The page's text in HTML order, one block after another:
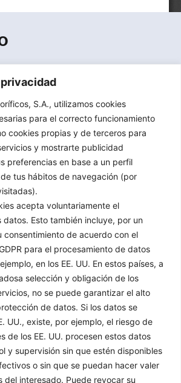
S.A., utilizamos cookies
para el correcto funcionamiento
cookies propias y de terceros para
y mostrarte publicidad
preferencias en base a un perfil
tus hábitos de navegación (por
acepta voluntariamente el
Esto también incluye, por un
consentimiento de acuerdo con el
para el procesamiento de datos
en los EE. UU. En estos países, a
selección y obligación de los
no se puede garantizar el alto
de datos. Si los datos se
UU., existe, por ejemplo, el riesgo de
de los EE. UU. procesen estos datos
y supervisión sin que estén disponibles
o sin que se puedan hacer valer
del interesado. Puede revocar su
herramientas y accesorios para
industrial y climatización.
ind. Sector 8, 28850, Torrejón de Ardoz,
Legal
Aviso Legal
Política de Privacidad
Política de Cookies
Condiciones Generales
de Venta
Canal Denuncias